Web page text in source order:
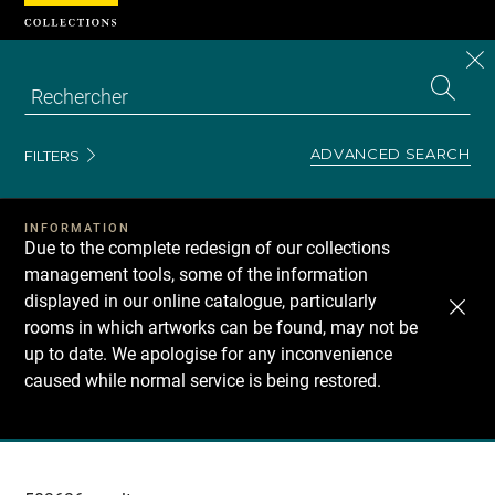
FILTERS ADVANCED SEARCH
INFORMATION
Due to the complete redesign of our collections
management tools, some of the information
displayed in our online catalogue, particularly
rooms in which artworks can be found, may not be
up to date. We apologise for any inconvenience
caused while normal service is being restored.
Recherche
Cookies management panel